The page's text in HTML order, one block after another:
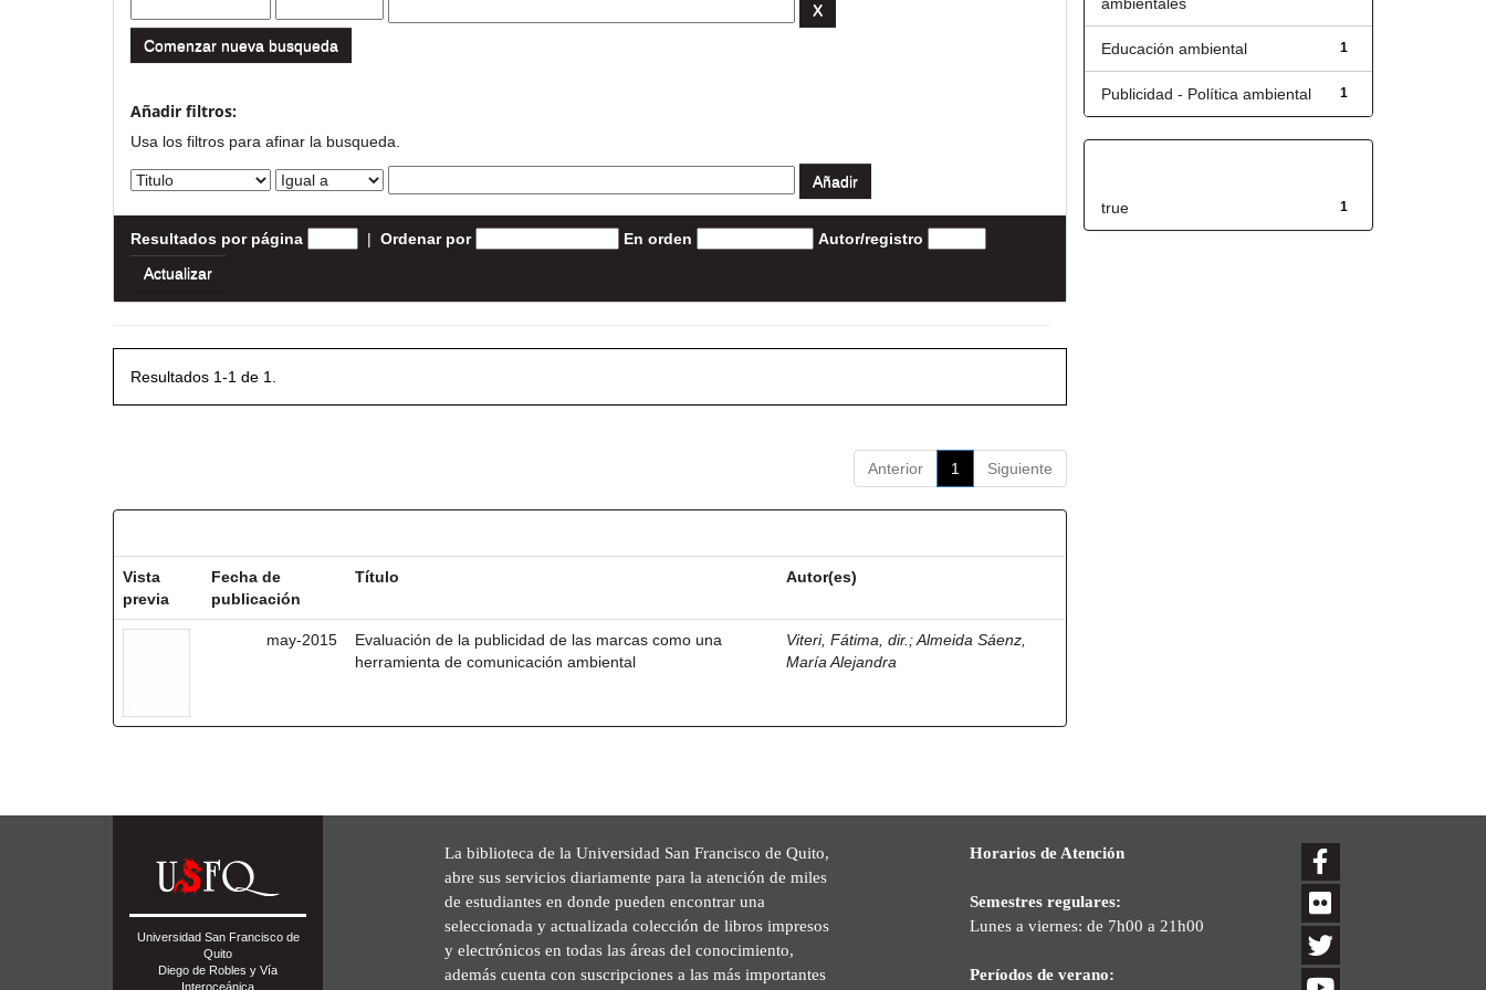
Comenzar nueva busqueda
Añadir filtros:
Usa los filtros para afinar la busqueda.
Resultados por página | Ordenar por En orden Autor/registro
Resultados 1-1 de 1.
Anterior 1 Siguiente
Vista
previa
Fecha de
publicación
Título Autor(es)
may-2015
Evaluación de la publicidad de las marcas como una
herramienta de comunicación ambiental
Viteri, Fátima, dir. ;Almeida Sáenz,
María Alejandra
1
Educación ambiental
1
Publicidad - Política ambiental
1
true
Universidad San Francisco de
Quito
Diego de Robles y Vía
Interoceánica
La biblioteca de la Universidad San Francisco de Quito,
abre sus servicios diariamente para la atención de miles
de estudiantes en donde pueden encontrar una
seleccionada y actualizada colección de libros impresos
y electrónicos en todas las áreas del conocimiento,
además cuenta con suscripciones a las más importantes
Horarios de Atención
Semestres regulares:
Lunes a viernes: de 7h00 a 21h00
Períodos de verano: